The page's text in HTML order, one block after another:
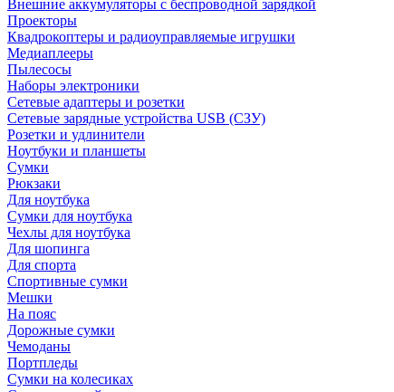
Внешние аккумуляторы с беспроводной зарядкой
Проекторы
Квадрокоптеры и радиоуправляемые игрушки
Медиаплееры
Пылесосы
Наборы электроники
Сетевые адаптеры и розетки
Сетевые зарядные устройства USB (СЗУ)
Розетки и удлинители
Ноутбуки и планшеты
Сумки
Рюкзаки
Для ноутбука
Сумки для ноутбука
Чехлы для ноутбука
Для шопинга
Для спорта
Спортивные сумки
Мешки
На пояс
Дорожные сумки
Чемоданы
Портпледы
Сумки на колесиках